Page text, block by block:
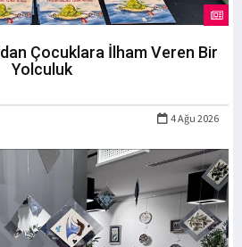
Çocuklara İlham Veren Bir
Yolculuk
4 Ağu 2026